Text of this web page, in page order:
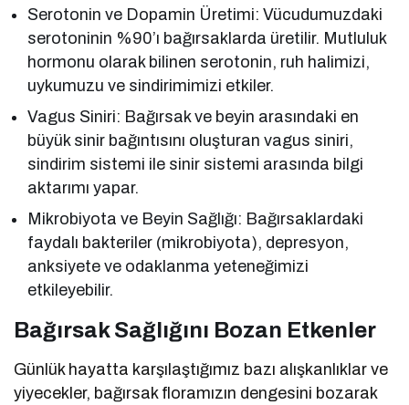
Serotonin ve Dopamin Üretimi: Vücudumuzdaki
serotoninin %90’ı bağırsaklarda üretilir. Mutluluk
hormonu olarak bilinen serotonin, ruh halimizi,
uykumuzu ve sindirimimizi etkiler.
Vagus Siniri: Bağırsak ve beyin arasındaki en
büyük sinir bağıntısını oluşturan vagus siniri,
sindirim sistemi ile sinir sistemi arasında bilgi
aktarımı yapar.
Mikrobiyota ve Beyin Sağlığı: Bağırsaklardaki
faydalı bakteriler (mikrobiyota), depresyon,
anksiyete ve odaklanma yeteneğimizi
etkileyebilir.
Bağırsak Sağlığını Bozan Etkenler
Günlük hayatta karşılaştığımız bazı alışkanlıklar ve
yiyecekler, bağırsak floramızın dengesini bozarak